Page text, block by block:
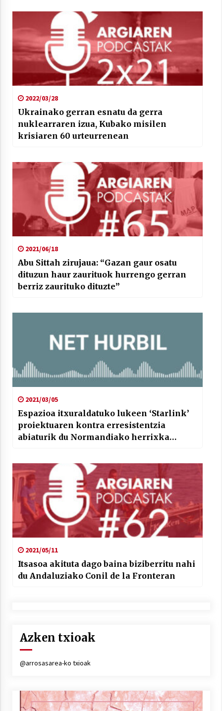
2022/03/28
Ukrainako gerran esnatu da gerra
nuklearraren izua, Kubako misilen
krisiaren 60 urteurrenean
2021/06/18
Abu Sittah zirujaua: “Gazan gaur osatu
dituzun haur zaurituok hurrengo gerran
berriz zaurituko dituzte”
2021/03/05
Espazioa itxuraldatuko lukeen ‘Starlink’
proiektuaren kontra erresistentzia
abiaturik du Normandiako herrixka
2021/05/11
Itsasoa akituta dago baina biziberritu nahi
du Andaluziako Conil de la Fronteran
Azken txioak
@arrosasarea-ko txioak